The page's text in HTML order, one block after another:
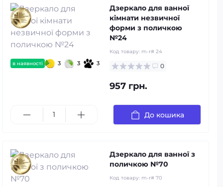
в наявності 3 3 3
Дзеркало для ванної
кімнати незвичної
форми з поличкою
№24
Код товару: m-r# 24
0
957 грн.
До кошика
Дзеркало для ванної з
поличкою №70
Код товару: m-r# 70